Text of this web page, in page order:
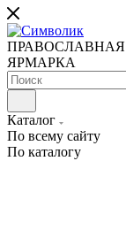
ПРАВОСЛАВНАЯ
ЯРМАРКА
Каталог
По всему сайту
По каталогу